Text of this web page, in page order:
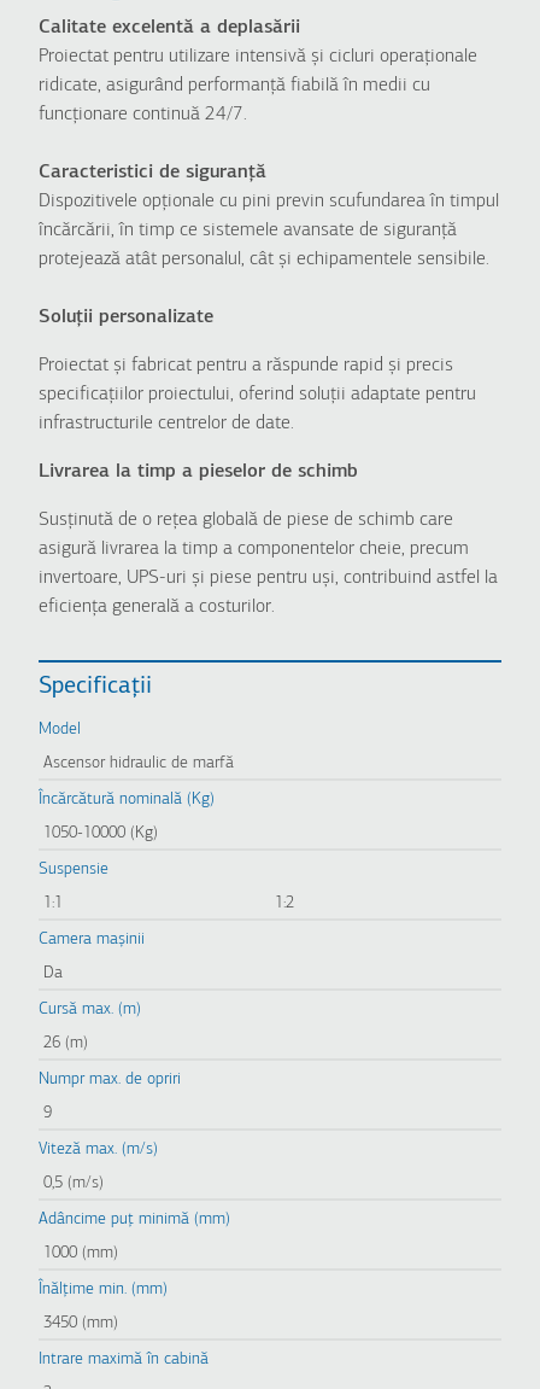
Calitate excelentă a deplasării
Proiectat pentru utilizare intensivă și cicluri operaționale
ridicate, asigurând performanță fiabilă în medii cu
funcționare continuă 24/7.
Caracteristici de siguranță
Dispozitivele opționale cu pini previn scufundarea în timpul
încărcării, în timp ce sistemele avansate de siguranță
protejează atât personalul, cât și echipamentele sensibile.
Soluții personalizate
Proiectat și fabricat pentru a răspunde rapid și precis
specificațiilor proiectului, oferind soluții adaptate pentru
infrastructurile centrelor de date.
Livrarea la timp a pieselor de schimb
Susținută de o rețea globală de piese de schimb care
asigură livrarea la timp a componentelor cheie, precum
invertoare, UPS-uri și piese pentru uși, contribuind astfel la
eficiența generală a costurilor.
Specificații
Model
Ascensor hidraulic de marfă
Încărcătură nominală (Kg)
1050-10000 (Kg)
Suspensie
1:1
1:2
Camera mașinii
Da
Cursă max. (m)
26 (m)
Numpr max. de opriri
9
Viteză max. (m/s)
0,5 (m/s)
Adâncime puț minimă (mm)
1000 (mm)
Înălțime min. (mm)
3450 (mm)
Intrare maximă în cabină